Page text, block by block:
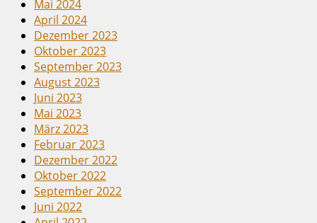
Mai 2024
April 2024
Dezember 2023
Oktober 2023
September 2023
August 2023
Juni 2023
Mai 2023
März 2023
Februar 2023
Dezember 2022
Oktober 2022
September 2022
Juni 2022